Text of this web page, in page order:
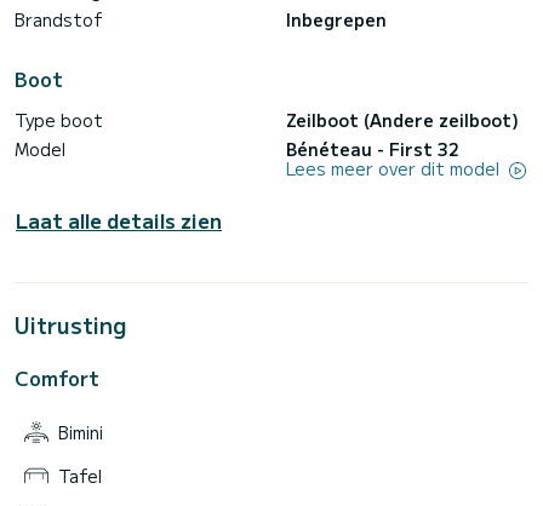
dan vijftig jaar oud, je benadert en vraagt of dit echt de
Brandstof
Inbegrepen
Boot
Type boot
Zeilboot (Andere zeilboot)
Model
Bénéteau - First 32
Lees meer over dit model
Laat alle details zien
Uitrusting
Comfort
Bimini
Tafel